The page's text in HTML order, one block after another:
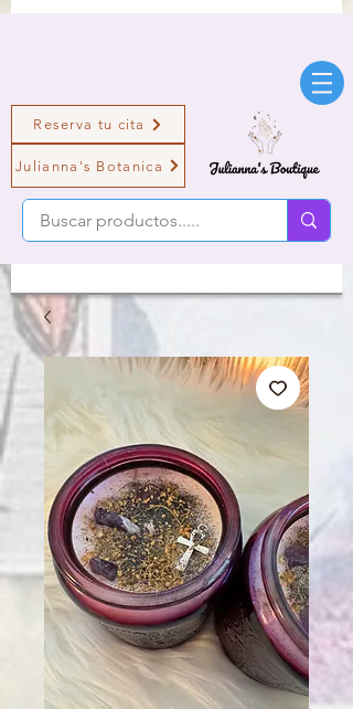
Reserva tu cita
Julianna's Botanica